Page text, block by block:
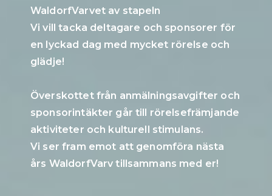
WaldorfVarvet av stapeln
Vi vill tacka deltagare och sponsorer för
en lyckad dag med mycket rörelse och
glädje!
Överskottet från anmälningsavgifter och
sponsorintäkter går till rörelsefrämjande
aktiviteter och kulturell stimulans.
Vi ser fram emot att genomföra nästa
års WaldorfVarv tillsammans med er!